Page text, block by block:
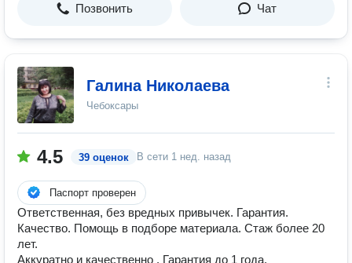
Позвонить Чат
Галина Николаева
Чебоксары
4.5 39 оценок В сети 1 нед. назад
Паспорт проверен
Ответственная, без вредных привычек. Гарантия.
Качество. Помощь в подборе материала. Стаж более 20
лет.
Аккуратно и качественно . Гарантия до 1 года.